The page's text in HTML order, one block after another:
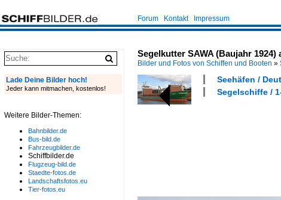
Forum Kontakt Impressum
Segelkutter SAWA (Baujahr 1924)
Bilder und Fotos von Schiffen und Booten »
Seehäfen /
Segelschiffe /
Lade Deine Bilder hoch!
Jeder kann mitmachen, kostenlos!
Weitere Bilder-Themen:
Bahnbilder.de
Bus-bild.de
Fahrzeugbilder.de
Schiffbilder.de
Flugzeug-bild.de
Staedte-fotos.de
Landschaftsfotos.eu
Tier-fotos.eu